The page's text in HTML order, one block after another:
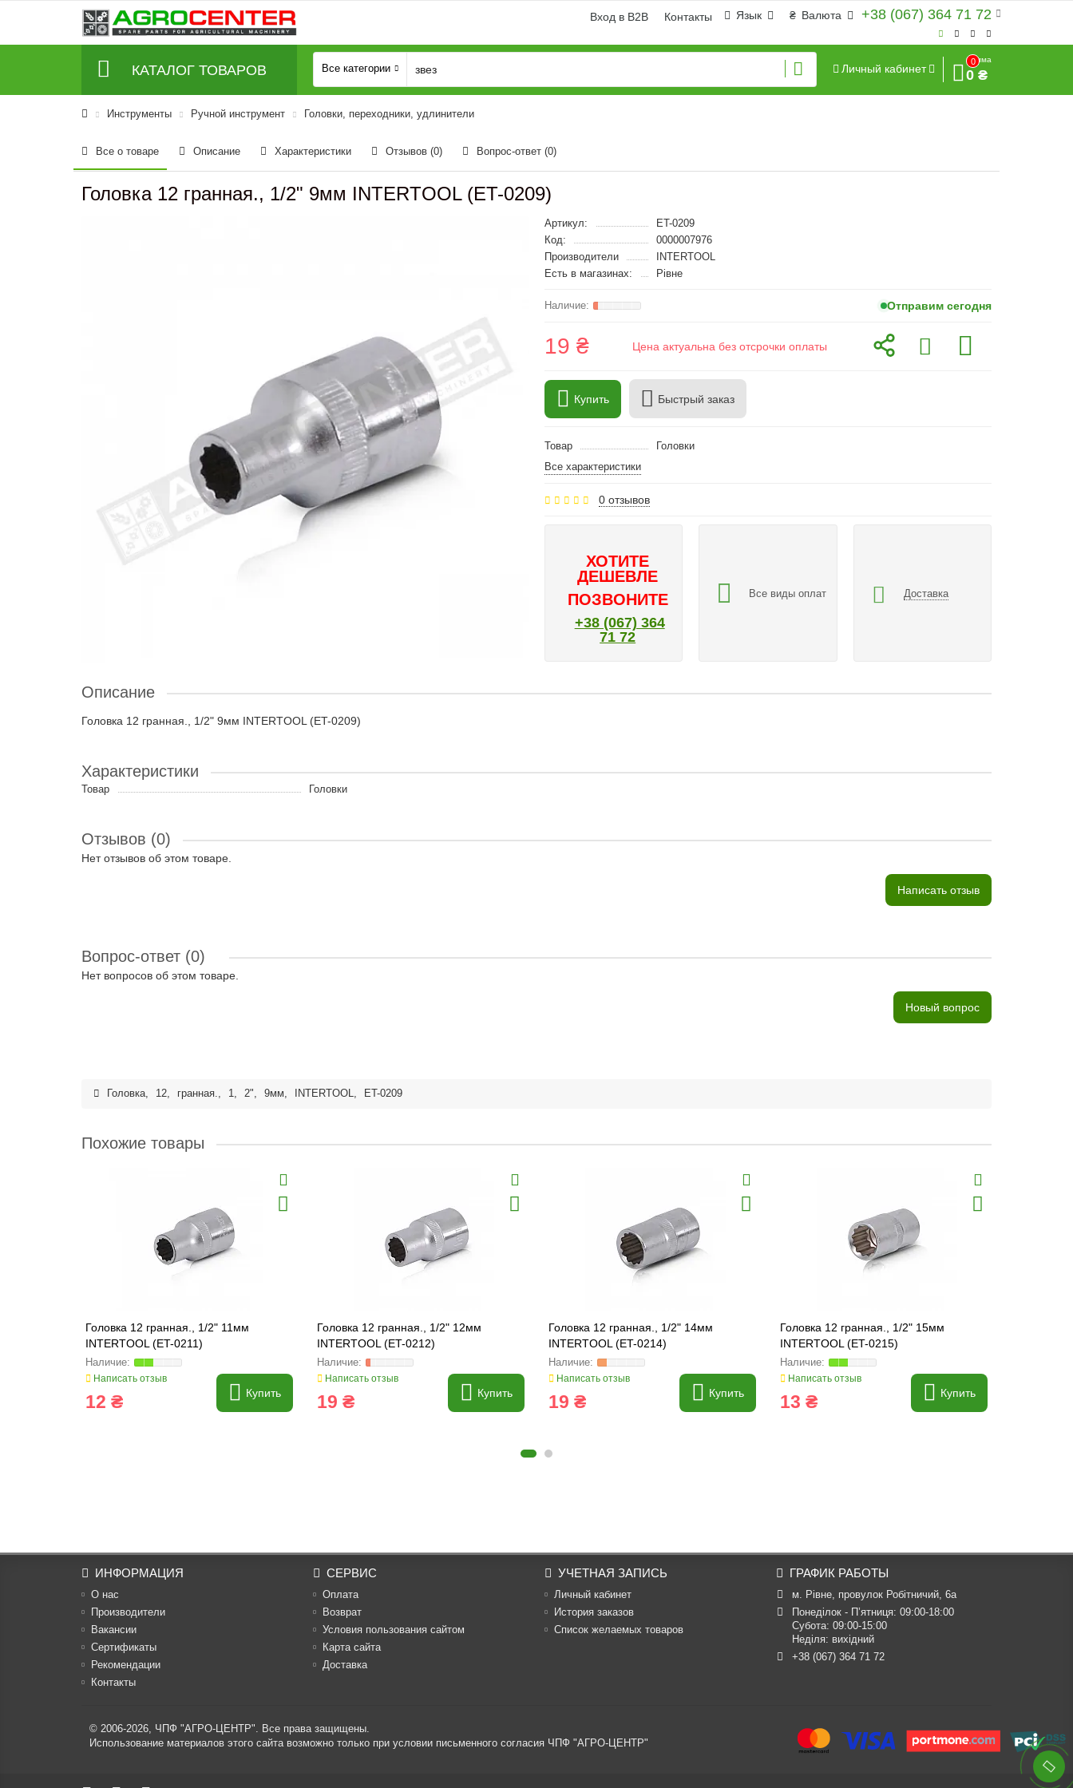
+38 (067) 364 71 72
₴ Валюта
Язык
Вход в B2B Контакты
КАТАЛОГ ТОВАРОВ Все категории Личный кабинет
0
Сумма
0 ₴
Инструменты Ручной инструмент Головки, переходники, удлинители
Все о товаре Описание Характеристики Отзывов (0) Вопрос-ответ (0)
Головка 12 гранная., 1/2" 9мм INTERTOOL (ET-0209)
Артикул:
ET-0209
Код:
0000007976
Производители
INTERTOOL
Есть в магазинах:
Рівне
Отправим сегодня
19 ₴ Цена актуальна без отсрочки оплаты
Купить Быстрый заказ
Товар
Головки
Все характеристики
0 отзывов
ХОТИТЕ
ДЕШЕВЛЕ
ПОЗВОНИТЕ
+38 (067) 364
71 72
Все виды оплат Доставка
Описание
Головка 12 гранная., 1/2" 9мм INTERTOOL (ET-0209)
Характеристики
Товар Головки
Отзывов (0)
Нет отзывов об этом товаре.
Написать отзыв
Вопрос-ответ (0)
Нет вопросов об этом товаре.
Новый вопрос
Головка, 12, гранная., 1, 2", 9мм, INTERTOOL, ET-0209
Похожие товары
Головка 12 гранная., 1/2" 11мм
INTERTOOL (ET-0211)
Написать отзыв
12 ₴ Купить
Головка 12 гранная., 1/2" 12мм
INTERTOOL (ET-0212)
Написать отзыв
19 ₴ Купить
Головка 12 гранная., 1/2" 14мм
INTERTOOL (ET-0214)
Написать отзыв
19 ₴ Купить
Головка 12 гранная., 1/2" 15мм
INTERTOOL (ET-0215)
Написать отзыв
13 ₴ Купить
ИНФОРМАЦИЯ
О нас
Производители
Вакансии
Cертификаты
Рекомендации
Контакты
СЕРВИС
Оплата
Возврат
Условия пользования сайтом
Карта сайта
Доставка
УЧЕТНАЯ ЗАПИСЬ
Личный кабинет
История заказов
Список желаемых товаров
ГРАФИК РАБОТЫ
м. Рівне, провулок Робітничий, 6а
Понеділок - П’ятниця: 09:00-18:00
Субота: 09:00-15:00
Неділя: вихідний
+38 (067) 364 71 72
© 2006-2026, ЧПФ "АГРО-ЦЕНТР". Все права защищены.
Использование материалов этого сайта возможно только при условии письменного согласия ЧПФ "АГРО-ЦЕНТР"